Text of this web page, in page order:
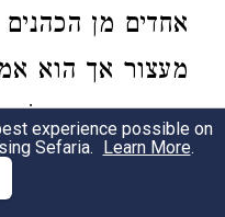
אחדים מן
מעצור אך הוא
חמישה ורק
לעבודה:
experience possible on
Sefaria. Learn More.